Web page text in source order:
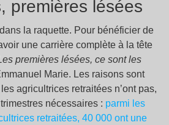
premières lésées
dans la raquette. Pour bénéficier de
une carrière complète à la tête
premières lésées, ce sont les
Marie. Les raisons sont
agricultrices retraitées n’ont pas,
nécessaires : parmi les
retraitées, 40 000 ont une